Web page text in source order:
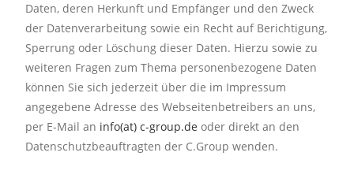
Daten, deren Herkunft und Empfänger und den Zweck
der Datenverarbeitung sowie ein Recht auf Berichtigung,
Sperrung oder Löschung dieser Daten. Hierzu sowie zu
weiteren Fragen zum Thema personenbezogene Daten
können Sie sich jederzeit über die im Impressum
angegebene Adresse des Webseitenbetreibers an uns,
per E-Mail an info(at) c-group.deoder direkt an den
Datenschutzbeauftragten der C.Group wenden.